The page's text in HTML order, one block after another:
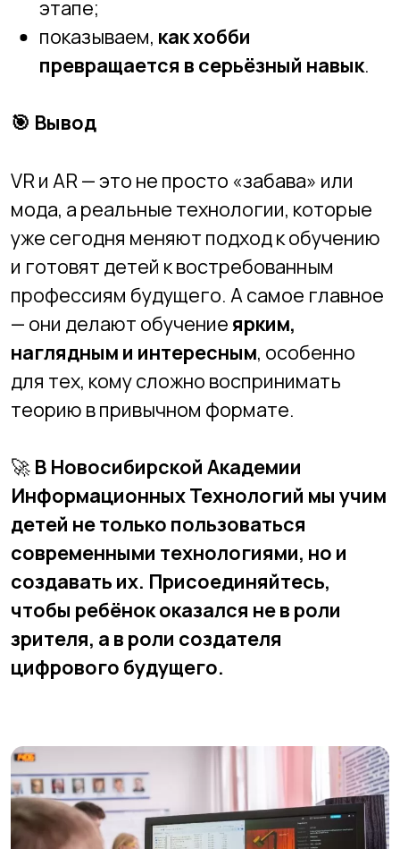
Другие записи
новосибирские ВУЗы с IT-
школы, увлеченному
технологиями?
Как помочь ребёнку не
перегореть на IT-курсах:
баланс между интересом
и нагрузкой
проекты: как увлечение
может вырасти в карьеру
2994552@mail.ru
Адреса филиалов